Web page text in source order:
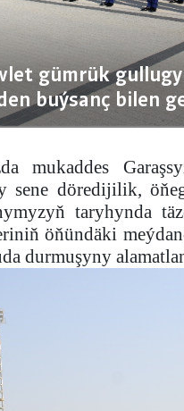
gümrük
buýsanç bilen
mukaddes
sene döredijilik,
taryhynda
öňündäki
durmuşyny